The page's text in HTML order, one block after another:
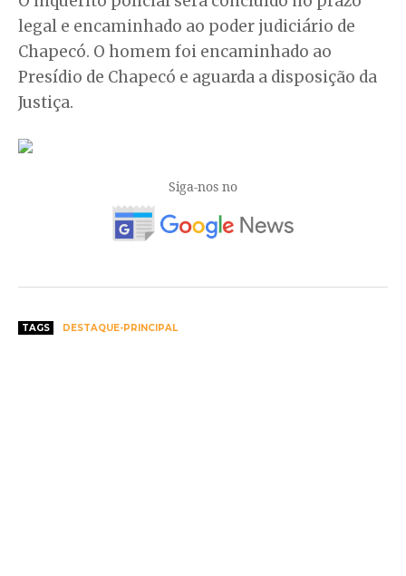
legal e encaminhado ao poder judiciário de
Chapecó. O homem foi encaminhado ao
Presídio de Chapecó e aguarda a disposição da
Justiça.
Siga-nos no
TAGS DESTAQUE-PRINCIPAL